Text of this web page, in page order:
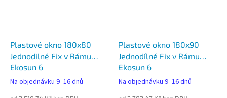
Plastové okno 180x80
Jednodílné Fix v Rámu
Ekosun 6
Na objednávku 9- 16 dnů
Plastové okno 180x90
Jednodílné Fix v Rámu
Ekosun 6
Na objednávku 9- 16 dnů